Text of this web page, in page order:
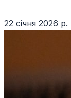
22 січня 2026 р.